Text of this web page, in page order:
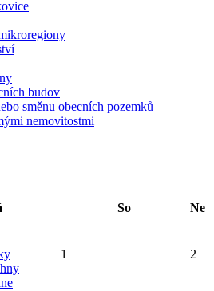
budov
směnu obecních pozemků
nemovitostmi
So Ne
1 2